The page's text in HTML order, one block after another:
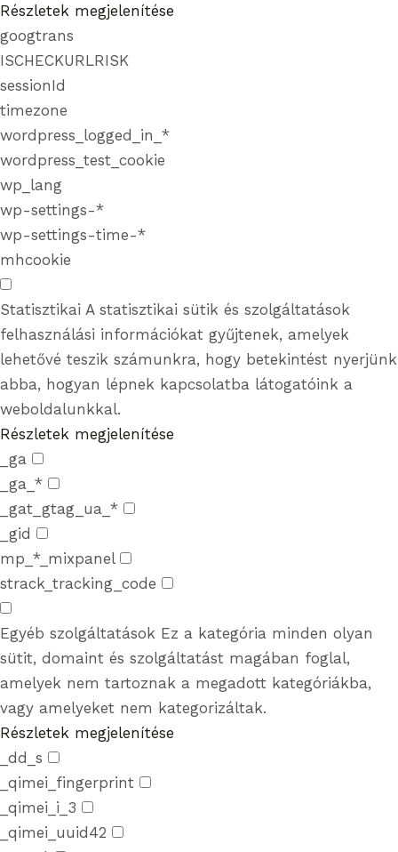
Részletek megjelenítése
googtrans
ISCHECKURLRISK
sessionId
timezone
wordpress_logged_in_*
wordpress_test_cookie
wp_lang
wp-settings-*
wp-settings-time-*
mhcookie
Statisztikai A statisztikai sütik és szolgáltatások
felhasználási információkat gyűjtenek, amelyek
lehetővé teszik számunkra, hogy betekintést nyerjünk
abba, hogyan lépnek kapcsolatba látogatóink a
weboldalunkkal.
Részletek megjelenítése
_ga
_ga_*
_gat_gtag_ua_*
_gid
mp_*_mixpanel
strack_tracking_code
Egyéb szolgáltatások Ez a kategória minden olyan
sütit, domaint és szolgáltatást magában foglal,
amelyek nem tartoznak a megadott kategóriákba,
vagy amelyeket nem kategorizáltak.
Részletek megjelenítése
_dd_s
_qimei_fingerprint
_qimei_i_3
_qimei_uuid42